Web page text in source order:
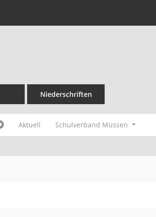
Niederschriften
Aktuell Schulverband Müssen